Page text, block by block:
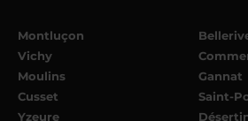
Montluçon
Vichy
Moulins
Cusset
Yzeure
Gannat
Saint-